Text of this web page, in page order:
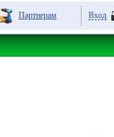
Партнерам Вход